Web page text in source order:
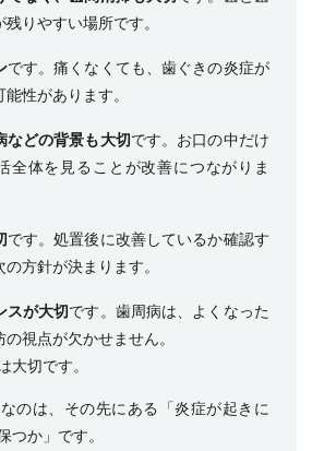
りやすい場所です。
です。痛くなくても、歯ぐきの炎症が
性があります。
などの背景も大切です。お口の中だけ
全体を見ることが改善につながりま
です。処置後に改善しているか確認す
方針が決まります。
スが大切です。歯周病は、よくなった
視点が欠かせません。
大切です。
のは、その先にある「炎症が起きに
つか」です。